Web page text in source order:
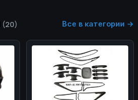
(20) Все в категории →